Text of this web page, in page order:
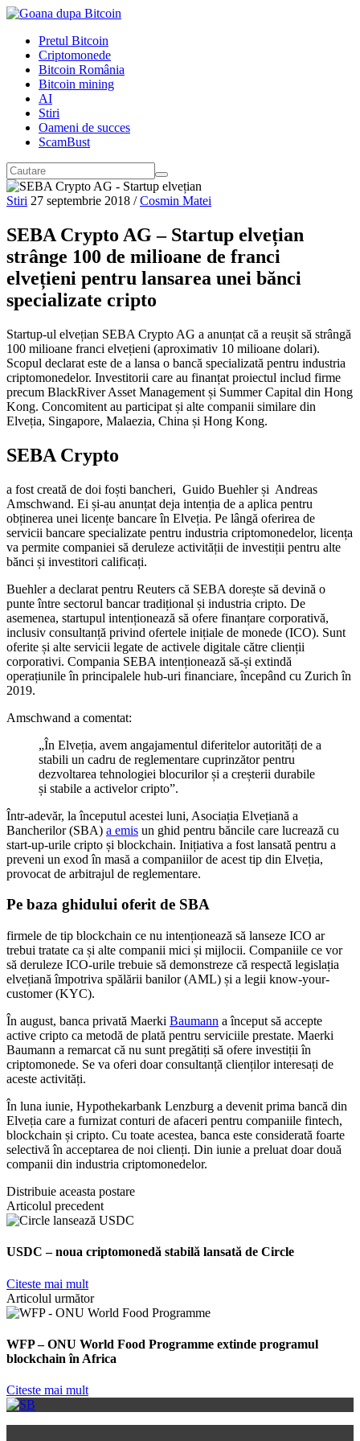
Pretul Bitcoin
Criptomonede
Bitcoin România
Bitcoin mining
AI
Stiri
Oameni de succes
ScamBust
Stiri 27 septembrie 2018 / Cosmin Matei
SEBA Crypto AG – Startup elvețian
strânge 100 de milioane de franci
elvețieni pentru lansarea unei bănci
specializate cripto
Startup-ul elvețian SEBA Crypto AG a anunțat că a reușit să strângă
100 milioane franci elvețieni (aproximativ 10 milioane dolari).
Scopul declarat este de a lansa o bancă specializată pentru industria
criptomonedelor. Investitorii care au finanțat proiectul includ firme
precum BlackRiver Asset Management și Summer Capital din Hong
Kong. Concomitent au participat și alte companii similare din
Elveția, Singapore, Malaezia, China și Hong Kong.
SEBA Crypto
a fost creată de doi foști bancheri, Guido Buehler și Andreas
Amschwand. Ei și-au anunțat deja intenția de a aplica pentru
obținerea unei licențe bancare în Elveția. Pe lângă oferirea de
servicii bancare specializate pentru industria criptomonedelor, licența
va permite companiei să deruleze activității de investiții pentru alte
bănci și investitori calificați.
Buehler a declarat pentru Reuters că SEBA dorește să devină o
punte între sectorul bancar tradițional și industria cripto. De
asemenea, startupul intenționează să ofere finanțare corporativă,
inclusiv consultanță privind ofertele inițiale de monede (ICO). Sunt
oferite și alte servicii legate de activele digitale către clienții
corporativi. Compania SEBA intenționează să-și extindă
operațiunile în principalele hub-uri financiare, începând cu Zurich în
2019.
Amschwand a comentat:
„În Elveția, avem angajamentul diferitelor autorități de a
stabili un cadru de reglementare cuprinzător pentru
dezvoltarea tehnologiei blocurilor și a creșterii durabile
și stabile a activelor cripto”.
Într-adevăr, la începutul acestei luni, Asociația Elvețiană a
Bancherilor (SBA) a emis un ghid pentru băncile care lucrează cu
start-up-urile cripto și blockchain. Inițiativa a fost lansată pentru a
preveni un exod în masă a companiilor de acest tip din Elveția,
provocat de arbitrajul de reglementare.
Pe baza ghidului oferit de SBA
firmele de tip blockchain ce nu intenționează să lanseze ICO ar
trebui tratate ca și alte companii mici și mijlocii. Companiile ce vor
să deruleze ICO-urile trebuie să demonstreze că respectă legislația
elvețiană împotriva spălării banilor (AML) și a legii know-your-
customer (KYC).
În august, banca privată Maerki Baumann a început să accepte
active cripto ca metodă de plată pentru serviciile prestate. Maerki
Baumann a remarcat că nu sunt pregătiți să ofere investiții în
criptomonede. Se va oferi doar consultanță clienților interesați de
aceste activități.
În luna iunie, Hypothekarbank Lenzburg a devenit prima bancă din
Elveția care a furnizat conturi de afaceri pentru companiile fintech,
blockchain și cripto. Cu toate acestea, banca este considerată foarte
selectivă în acceptarea de noi clienți. Din iunie a preluat doar două
companii din industria criptomonedelor.
Distribuie aceasta postare
Articolul precedent
USDC – noua criptomonedă stabilă lansată de Circle
Citeste mai mult
Articolul următor
WFP – ONU World Food Programme extinde programul
blockchain în Africa
Citeste mai mult